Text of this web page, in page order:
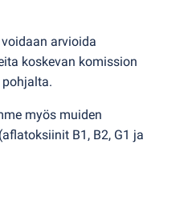
arvioida
koskevan komission
myös muiden
(aflatoksiinit B1, B2, G1 ja